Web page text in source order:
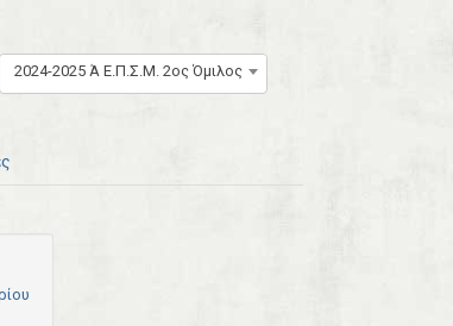
2024-2025 Ά Ε.Π.Σ.Μ. 2ος Όμιλος